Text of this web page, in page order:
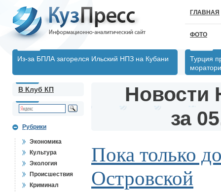
ГЛАВНАЯ
ФОТО
Из-за БПЛА загорелся Ильский НПЗ на Кубани
Турция
В Клуб КП
Рубрики
Экономика
Культура
Экология
Происшествия
Криминал
Новости
за
Пока только
Островской